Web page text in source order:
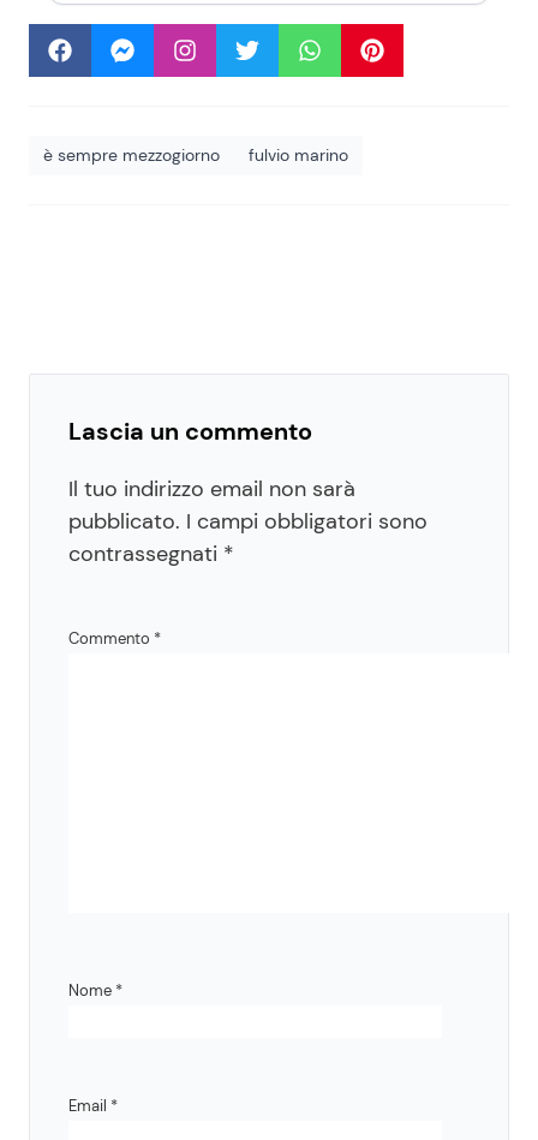
è sempre mezzogiorno fulvio marino
Lascia un commento
Il tuo indirizzo email non sarà
pubblicato. I campi obbligatori sono
contrassegnati *
Commento *
Nome *
Email *